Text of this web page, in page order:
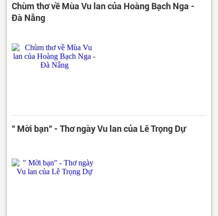
Chùm thơ về Mùa Vu lan của Hoàng Bạch Nga -
Đà Nẵng
" Mời bạn" - Thơ ngày Vu lan của Lê Trọng Dự